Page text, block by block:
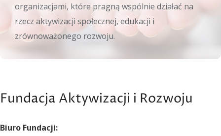
organizacjami, które pragną wspólnie działać na
rzecz aktywizacji społecznej, edukacji i
zrównoważonego rozwoju.
Fundacja Aktywizacji i Rozwoju
Biuro Fundacji: